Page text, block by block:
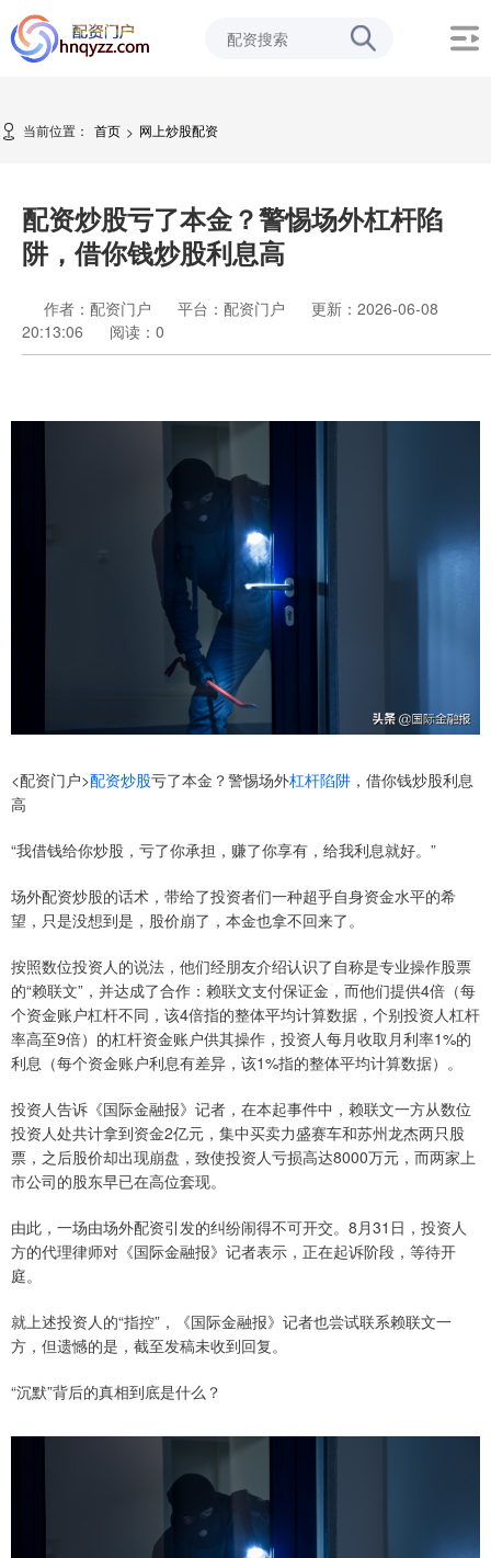
当前位置： 首页 > 网上炒股配资
配资炒股亏了本金？警惕场外杠杆陷
阱，借你钱炒股利息高
作者：配资门户 平台：配资门户
更新：2026-06-08
20:13:06
阅读： 0
<配资门户>配资炒股亏了本金？警惕场外杠杆陷阱 ，借你钱炒股利息
高
“我借钱给你炒股，亏了你承担，赚了你享有，给我利息就好。”
场外配资炒股的话术，带给了投资者们一种超乎自身资金水平的希
望，只是没想到是，股价崩了，本金也拿不回来了。
按照数位投资人的说法，他们经朋友介绍认识了自称是专业操作股票
的“赖联文”，并达成了合作：赖联文支付保证金，而他们提供4倍（每
个资金账户杠杆不同，该4倍指的整体平均计算数据，个别投资人杠杆
率高至9倍）的杠杆资金账户供其操作，投资人每月收取月利率1%的
利息（每个资金账户利息有差异，该1%指的整体平均计算数据）。
投资人告诉《国际金融报》记者，在本起事件中，赖联文一方从数位
投资人处共计拿到资金2亿元，集中买卖力盛赛车和苏州龙杰两只股
票，之后股价却出现崩盘，致使投资人亏损高达8000万元，而两家上
市公司的股东早已在高位套现。
由此，一场由场外配资引发的纠纷闹得不可开交。8月31日，投资人
方的代理律师对《国际金融报》记者表示，正在起诉阶段，等待开
庭。
就上述投资人的“指控”，《国际金融报》记者也尝试联系赖联文一
方，但遗憾的是，截至发稿未收到回复。
“沉默”背后的真相到底是什么？